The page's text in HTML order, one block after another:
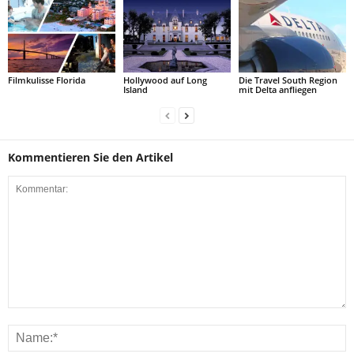
Filmkulisse Florida
Hollywood auf Long
Island
Die Travel South Region
mit Delta anfliegen
Kommentieren Sie den Artikel